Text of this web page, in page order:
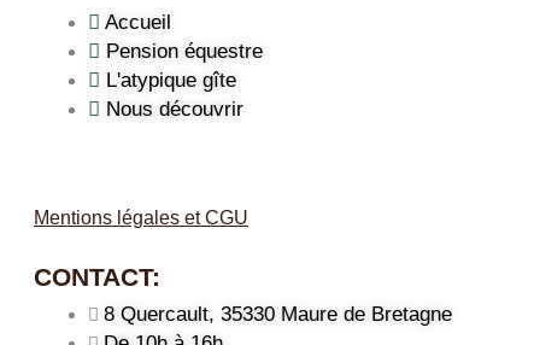
Accueil
Pension équestre
L'atypique gîte
Nous découvrir
Mentions légales et CGU
CONTACT:
8 Quercault, 35330 Maure de Bretagne